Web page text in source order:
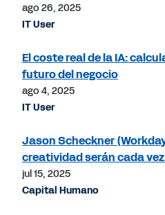
ago 26, 2025
IT User
El coste real de la IA:
futuro del negocio
ago 4, 2025
IT User
Jason Scheckner
creatividad serán cada
jul 15, 2025
Capital Humano